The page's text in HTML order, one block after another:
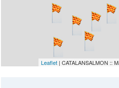
Leaflet | CATALANSALMON ::